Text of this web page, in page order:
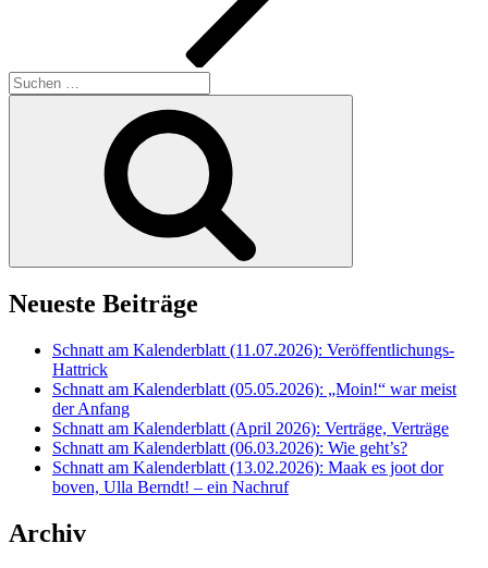
Suche
nach:
Neueste Beiträge
Schnatt am Kalenderblatt (11.07.2026): Veröffentlichungs-
Hattrick
Schnatt am Kalenderblatt (05.05.2026): „Moin!“ war meist
der Anfang
Schnatt am Kalenderblatt (April 2026): Verträge, Verträge
Schnatt am Kalenderblatt (06.03.2026): Wie geht’s?
Schnatt am Kalenderblatt (13.02.2026): Maak es joot dor
boven, Ulla Berndt! – ein Nachruf
Archiv